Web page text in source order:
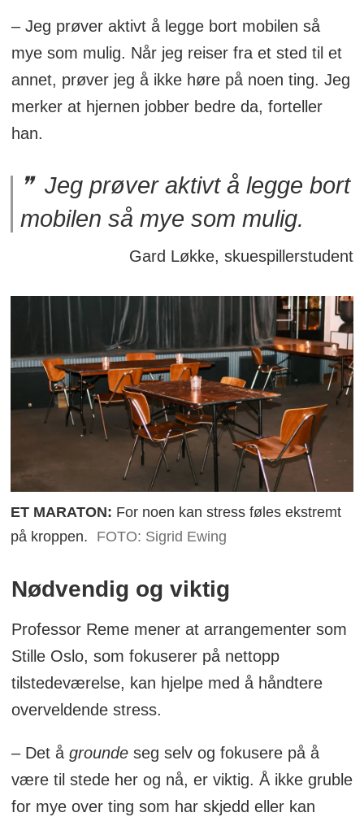
– Jeg prøver aktivt å legge bort mobilen så
mye som mulig. Når jeg reiser fra et sted til et
annet, prøver jeg å ikke høre på noen ting. Jeg
merker at hjernen jobber bedre da, forteller
han.
Jeg prøver aktivt å legge bort
mobilen så mye som mulig.
Gard Løkke, skuespillerstudent
ET MARATON: For noen kan stress føles ekstremt
på kroppen.
FOTO: Sigrid Ewing
Nødvendig og viktig
Professor Reme mener at arrangementer som
Stille Oslo, som fokuserer på nettopp
tilstedeværelse, kan hjelpe med å håndtere
overveldende stress.
– Det å grounde seg selv og fokusere på å
være til stede her og nå, er viktig. Å ikke gruble
for mye over ting som har skjedd eller kan